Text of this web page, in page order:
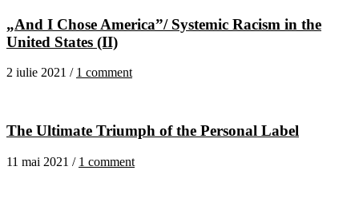
„And I Chose America”/ Systemic Racism in the
United States (II)
2 iulie 2021 / 1 comment
The Ultimate Triumph of the Personal Label
11 mai 2021 / 1 comment